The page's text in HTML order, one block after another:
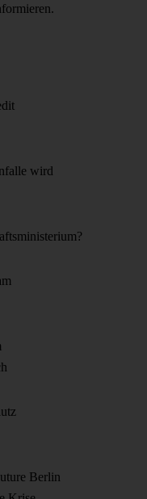
wird
Berlin